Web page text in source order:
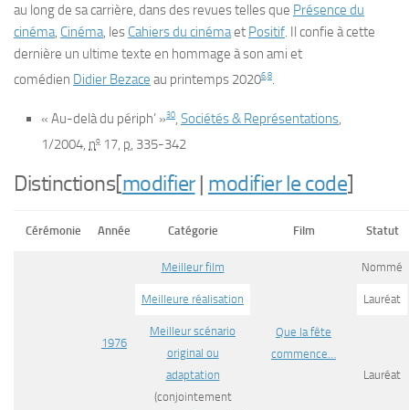
au long de sa carrière, dans des revues telles que Présence du
cinéma, Cinéma, les Cahiers du cinémaet Positif. Il confie à cette
dernière un ultime texte en hommage à son ami et
comédien Didier Bezace au printemps 202068.
« Au-delà du périph’ »30, Sociétés & Représentations,
1/2004, no 17, p. 335-342
Distinctions[modifier| modifier le code]
Cérémonie Année Catégorie Film Statut
1976
Meilleur film
Que la fête
commence…
Nommé
Meilleure réalisation Lauréat
Meilleur scénario
original ou
adaptation
(conjointement
Lauréat